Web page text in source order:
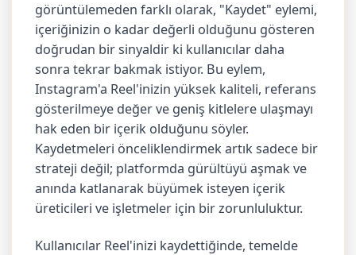
görüntülemeden farklı olarak, "Kaydet" eylemi,
içeriğinizin o kadar değerli olduğunu gösteren
doğrudan bir sinyaldir ki kullanıcılar daha
sonra tekrar bakmak istiyor. Bu eylem,
Instagram'a Reel'inizin yüksek kaliteli, referans
gösterilmeye değer ve geniş kitlelere ulaşmayı
hak eden bir içerik olduğunu söyler.
Kaydetmeleri önceliklendirmek artık sadece bir
strateji değil; platformda gürültüyü aşmak ve
anında katlanarak büyümek isteyen içerik
üreticileri ve işletmeler için bir zorunluluktur.
Kullanıcılar Reel'inizi kaydettiğinde, temelde